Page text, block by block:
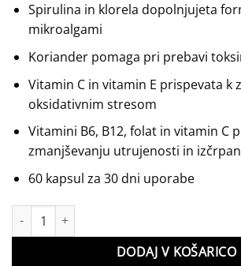
Spirulina in klorela dopolnjujeta
mikroalgami
Koriander pomaga pri prebavi
Vitamin C in vitamin E prispevata k
oksidativnim stresom
Vitamini B6, B12, folat in vitamin C
zmanjševanju utrujenosti in
60 kapsul za 30 dni uporabe
Inside Balance z glutationom Biostile količina
DODAJ V KOŠARICO